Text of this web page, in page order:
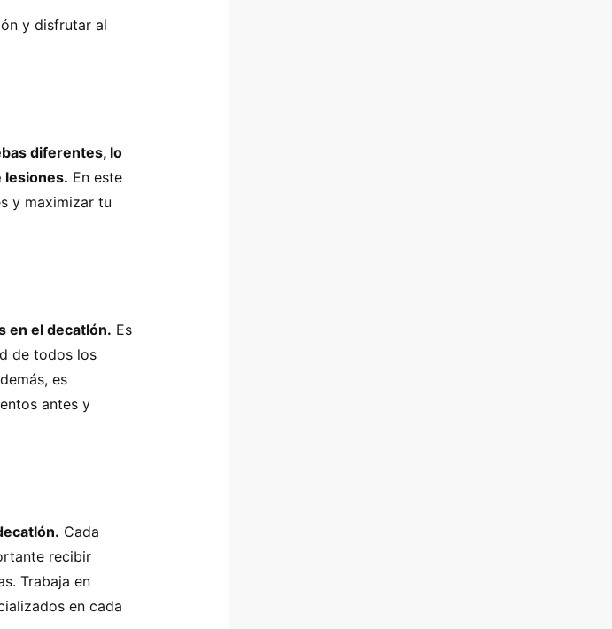
y disfrutar al
diferentes, lo
lesiones. En este
y maximizar tu
en el decatlón. Es
de todos los
es
antes y
Cada
recibir
Trabaja en
en cada